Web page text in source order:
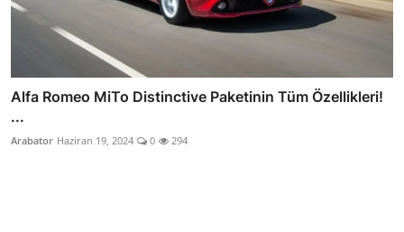
Alfa Romeo MiTo Distinctive Paketinin Tüm Özellikleri!
...
Arabator Haziran 19, 2024 0 294